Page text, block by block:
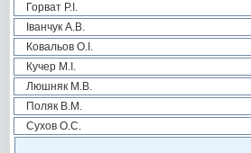
Горват Р.І.
Іванчук А.В.
Ковальов О.І.
Кучер М.І.
Люшняк М.В.
Поляк В.М.
Сухов О.С.